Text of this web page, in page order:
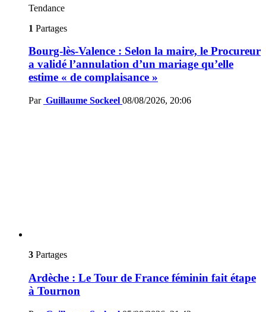
Tendance
1 Partages
Bourg-lès-Valence : Selon la maire, le Procureur
a validé l’annulation d’un mariage qu’elle
estime « de complaisance »
Par Guillaume Sockeel 08/08/2026, 20:06
3 Partages
Ardèche : Le Tour de France féminin fait étape
à Tournon